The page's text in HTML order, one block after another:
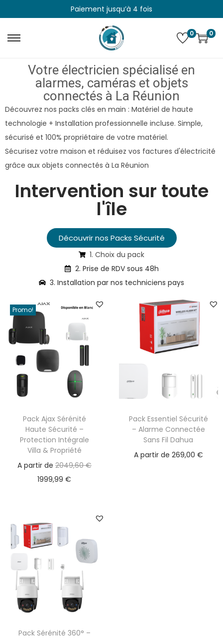
Paiement jusqu’à 4 fois
0 0
Votre électricien spécialisé en
alarmes, caméras et objets
connectés à La Réunion
Découvrez nos packs clés en main : Matériel de haute
technologie + Installation professionnelle incluse. Simple,
sécurisé et 100% propriétaire de votre matériel.
Sécurisez votre maison et réduisez vos factures d'électricité
grâce aux objets connectés à La Réunion
Intervention sur toute
l'île
Découvrir nos Packs Sécurité
1. Choix du pack
2. Prise de RDV sous 48h
3. Installation par nos techniciens pays
Promo!
Pack Ajax Sérénité
Haute Sécurité –
Protection Intégrale
Villa & Propriété
A partir de 2049,60€
1999,99€
Pack Essentiel Sécurité
– Alarme Connectée
Sans Fil Dahua
A partir de 269,00 €
Pack Sérénité 360° –